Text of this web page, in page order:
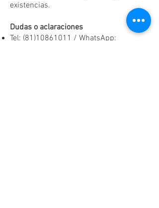
existencias.
Dudas o aclaraciones
Tel: (81)10861011 / WhatsApp: